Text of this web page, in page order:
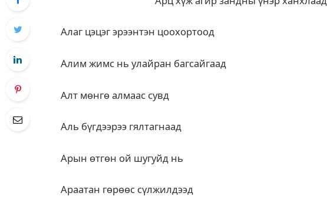
Алаг цэцэг эрээнтэн цоохортоод
Алим жимс нь улайран багсайгаад
Алт мөнгө алмаас сувд
Аль бүгдээрээ гялтагнаад
Арын өтгөн ой шугуйд нь
Араатан гөрөөс сүлжилдээд